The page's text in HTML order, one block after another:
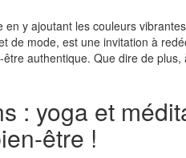
y ajoutant les couleurs
de mode, est une invitation à
authentique. Que dire de
: yoga et
être !